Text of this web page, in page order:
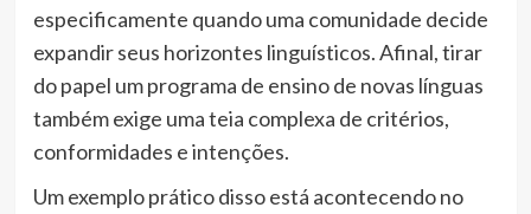
especificamente quando uma comunidade decide
expandir seus horizontes linguísticos. Afinal, tirar
do papel um programa de ensino de novas línguas
também exige uma teia complexa de critérios,
conformidades e intenções.
Um exemplo prático disso está acontecendo no